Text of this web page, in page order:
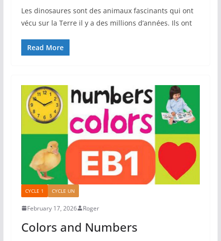
Les dinosaures sont des animaux fascinants qui ont
vécu sur la Terre il y a des millions d’années. Ils ont
Read More
CYCLE 1 CYCLE UN
February 17, 2026 Roger
Colors and Numbers